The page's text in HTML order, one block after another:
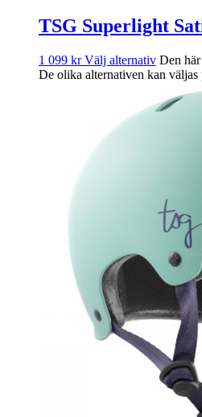
TSG Superlight
1 099 kr Välj alternativ Den
De olika alternativen kan väljas